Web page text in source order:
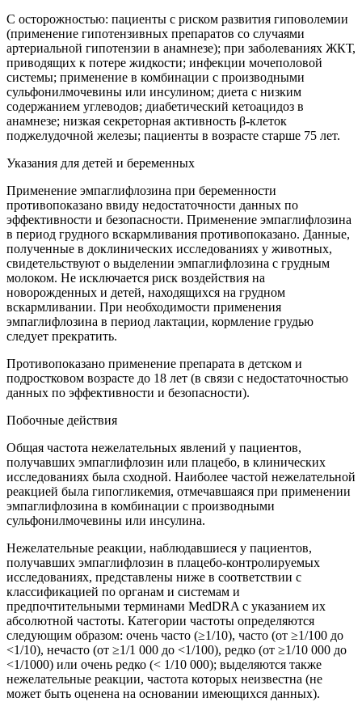
С осторожностью: пациенты с риском развития гиповолемии
(применение гипотензивных препаратов со случаями
артериальной гипотензии в анамнезе); при заболеваниях ЖКТ,
приводящих к потере жидкости; инфекции мочеполовой
системы; применение в комбинации с производными
сульфонилмочевины или инсулином; диета с низким
содержанием углеводов; диабетический кетоацидоз в
анамнезе; низкая секреторная активность β-клеток
поджелудочной железы; пациенты в возрасте старше 75 лет.
Указания для детей и беременных
Применение эмпаглифлозина при беременности
противопоказано ввиду недостаточности данных по
эффективности и безопасности. Применение эмпаглифлозина
в период грудного вскармливания противопоказано. Данные,
полученные в доклинических исследованиях у животных,
свидетельствуют о выделении эмпаглифлозина с грудным
молоком. Не исключается риск воздействия на
новорожденных и детей, находящихся на грудном
вскармливании. При необходимости применения
эмпаглифлозина в период лактации, кормление грудью
следует прекратить.
Противопоказано применение препарата в детском и
подростковом возрасте до 18 лет (в связи с недостаточностью
данных по эффективности и безопасности).
Побочные действия
Общая частота нежелательных явлений у пациентов,
получавших эмпаглифлозин или плацебо, в клинических
исследованиях была сходной. Наиболее частой нежелательной
реакцией была гипогликемия, отмечавшаяся при применении
эмпаглифлозина в комбинации с производными
сульфонилмочевины или инсулина.
Нежелательные реакции, наблюдавшиеся у пациентов,
получавших эмпаглифлозин в плацебо-контролируемых
исследованиях, представлены ниже в соответствии с
классификацией по органам и системам и
предпочтительными терминами MedDRA с указанием их
абсолютной частоты. Категории частоты определяются
следующим образом: очень часто (≥1/10), часто (от ≥1/100 до
<1/10), нечасто (от ≥1/1 000 до <1/100), редко (от ≥1/10 000 до
<1/1000) или очень редко (< 1/10 000); выделяются также
нежелательные реакции, частота которых неизвестна (не
может быть оценена на основании имеющихся данных).